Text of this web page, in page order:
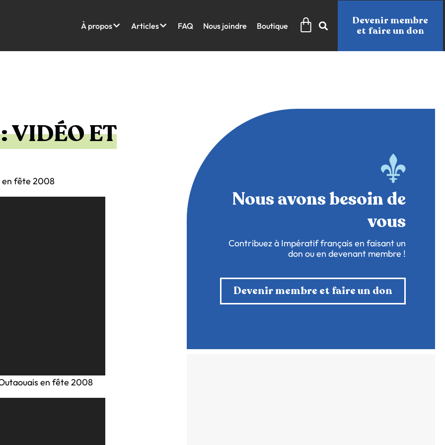
À propos Articles FAQ Nous joindre Boutique Panier
Devenir membre
et faire un don
VIDÉO ET
en fête 2008
en fête 2008
Nous avons besoin de
vous
Contribuez à Impératif français en faisant un
don ou en devenant membre !
Devenir membre et faire un don